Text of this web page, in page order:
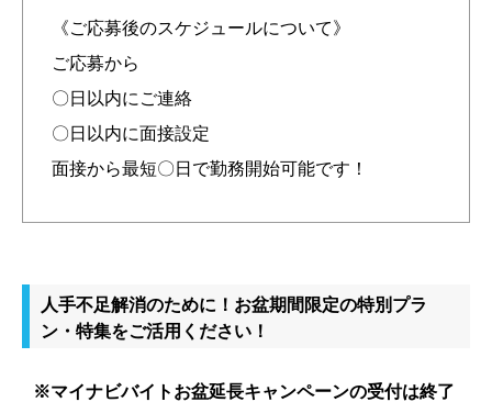
《ご応募後のスケジュールについて》
ご応募から
〇日以内にご連絡
〇日以内に面接設定
面接から最短〇日で勤務開始可能です！
人手不足解消のために！お盆期間限定の特別プラ
ン・特集をご活用ください！
※マイナビバイトお盆延長キャンペーンの受付は終了